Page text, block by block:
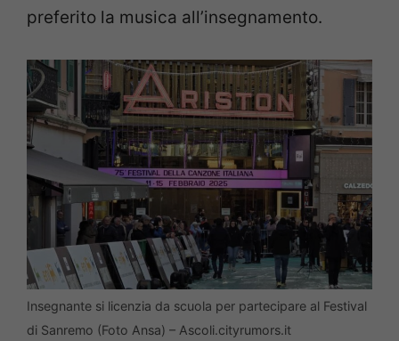
preferito la musica all’insegnamento.
Insegnante si licenzia da scuola per partecipare al Festival
di Sanremo (Foto Ansa) – Ascoli.cityrumors.it